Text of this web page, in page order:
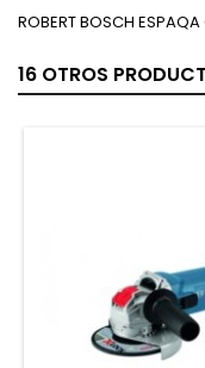
ROBERT BOSCH
16 OTROS